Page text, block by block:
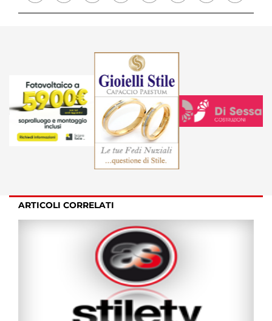
ARTICOLI CORRELATI